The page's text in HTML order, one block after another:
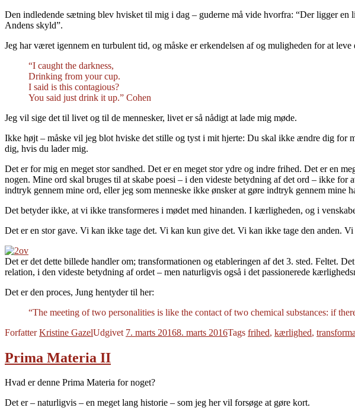
Den indledende sætning blev hvisket til mig i dag – guderne må vide hvorfra: “Der ligger
Andens skyld”.
Jeg har været igennem en turbulent tid, og måske er erkendelsen af og muligheden for at
“I caught the darkness,
Drinking from your cup.
I said is this contagious?
You said just drink it up.” Cohen
Jeg vil sige det til livet og til de mennesker, livet er så nådigt at lade mig møde.
Ikke højt – måske vil jeg blot hviske det stille og tyst i mit hjerte: Du skal ikke ændre dig
dig, hvis du lader mig.
Det er for mig en meget stor sandhed. Det er en meget stor ydre og indre frihed. Det er en
nogen. Mine ord skal bruges til at skabe poesi – i den videste betydning af det ord – ikke
indtryk gennem mine ord, eller jeg som menneske ikke ønsker at gøre indtryk gennem mine
Det betyder ikke, at vi ikke transformeres i mødet med hinanden. I kærligheden, og i
Det er en stor gave. Vi kan ikke tage det. Vi kan kun give det. Vi kan ikke tage den anden. Vi
Det er det dette billede handler om; transformationen og etableringen af det 3. sted. Feltet.
relation, i den videste betydning af ordet – men naturligvis også i det passionerede
Det er den proces, Jung hentyder til her:
“The meeting of two personalities is like the contact of two chemical substances: if
ForfatterKristine GazelUdgivet 7. marts 20168. marts 2016Tags frihed, kærlighed,
Prima Materia II
Hvad er denne Prima Materia for noget?
Det er – naturligvis – en meget lang historie – som jeg her vil forsøge at gøre kort.